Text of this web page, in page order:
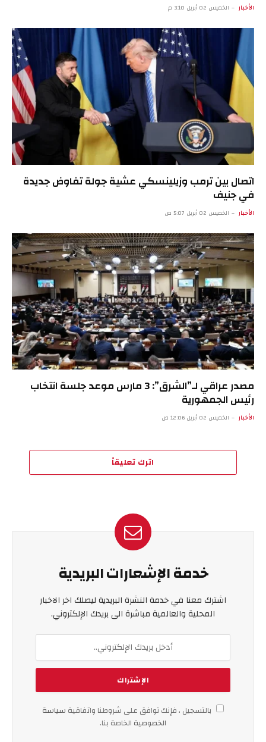
الأخبار الخميس 02 أبريل 3:10 م
اتصال بين ترمب وزيلينسكي عشية جولة تفاوض جديدة
في جنيف
الأخبار الخميس 02 أبريل 5:07 ص
مصدر عراقي لـ”الشرق”: 3 مارس موعد جلسة انتخاب
رئيس الجمهورية
الأخبار الخميس 02 أبريل 12:06 ص
اترك تعليقاً
خدمة الإشعارات البريدية
اشترك معنا في خدمة النشرة البريدية ليصلك اخر الاخبار
المحلية والعالمية مباشرة الى بريدك الإلكتروني.
بالتسجيل ، فإنك توافق على شروطنا واتفاقية سياسة
الخصوصية الخاصة بنا.